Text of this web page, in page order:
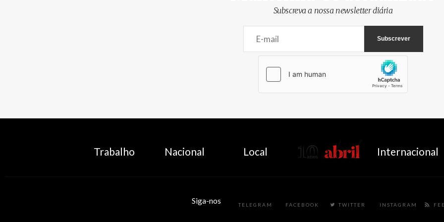
Subscreva a nossa newsletter diária
Trabalho Nacional Local AbrilAbril Internacional
Siga-nos TELEGRAM FACEBOOK TWITTER INSTAGRAM